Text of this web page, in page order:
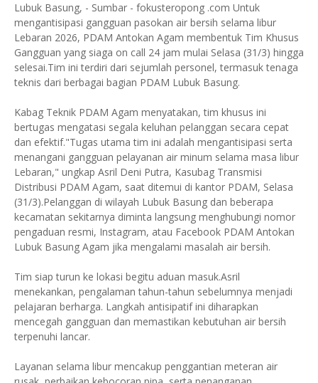
Lubuk Basung, - Sumbar - fokusteropong .com Untuk
mengantisipasi gangguan pasokan air bersih selama libur
Lebaran 2026, PDAM Antokan Agam membentuk Tim Khusus
Gangguan yang siaga on call 24 jam mulai Selasa (31/3) hingga
selesai.Tim ini terdiri dari sejumlah personel, termasuk tenaga
teknis dari berbagai bagian PDAM Lubuk Basung.
Kabag Teknik PDAM Agam menyatakan, tim khusus ini
bertugas mengatasi segala keluhan pelanggan secara cepat
dan efektif."Tugas utama tim ini adalah mengantisipasi serta
menangani gangguan pelayanan air minum selama masa libur
Lebaran," ungkap Asril Deni Putra, Kasubag Transmisi
Distribusi PDAM Agam, saat ditemui di kantor PDAM, Selasa
(31/3).Pelanggan di wilayah Lubuk Basung dan beberapa
kecamatan sekitarnya diminta langsung menghubungi nomor
pengaduan resmi, Instagram, atau Facebook PDAM Antokan
Lubuk Basung Agam jika mengalami masalah air bersih.
Tim siap turun ke lokasi begitu aduan masuk.Asril
menekankan, pengalaman tahun-tahun sebelumnya menjadi
pelajaran berharga. Langkah antisipatif ini diharapkan
mencegah gangguan dan memastikan kebutuhan air bersih
terpenuhi lancar.
Layanan selama libur mencakup penggantian meteran air